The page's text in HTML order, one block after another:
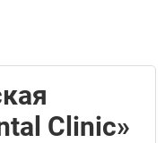
Clinic»